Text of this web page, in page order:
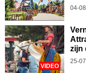
04-
VIDEO
zijn
25-